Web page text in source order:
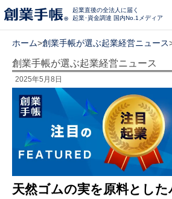
起業直後の全法人に届く
起業･資金調達 国内No.1メディア
ホーム>創業手帳が選ぶ起業経営ニュース
創業手帳が選ぶ起業経営ニュース
2025年5月8日
天然ゴムの実を原料とし